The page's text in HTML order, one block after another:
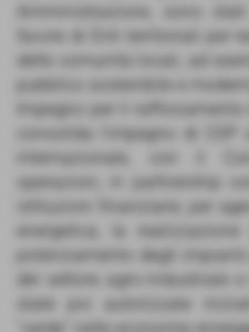
Amministrazione, sono
favore di Enti territoriali per
delle comunità locali, ad
pubblico sostenibile e
Impegno per il
consolida l’impegno di
internazionale, con il
operazioni, in partnership
istituzioni finanziarie, per
energetica, la
potenziamento degli
del settore agro-industriale
state poi autorizzate